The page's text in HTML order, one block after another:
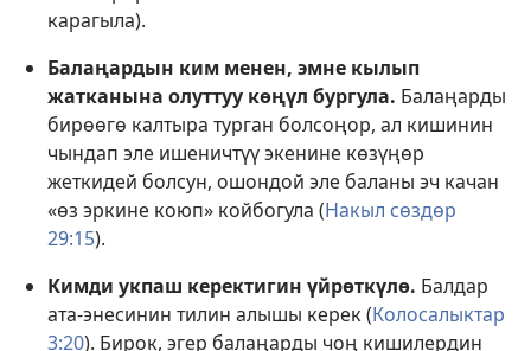
карагыла).
Балаңардын ким менен, эмне кылып
жатканына олуттуу көңүл бургула. Балаңарды
бирөөгө калтыра турган болсоңор, ал кишинин
чындап эле ишеничтүү экенине көзүңөр
жеткидей болсун, ошондой эле баланы эч качан
«өз эркине коюп» койбогула (Накыл сөздөр
29:15).
Кимди укпаш керектигин үйрөткүлө. Балдар
ата-энесинин тилин алышы керек (Колосалыктар
3:20). Бирок, эгер балаңарды чоң кишилердин